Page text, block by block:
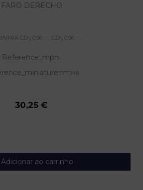
FARO DERECHO
CD | 0.96 - ... CD | 0.96 - ...
Reference_mpn-
777348
30,25 €
Adicionar ao carrinho